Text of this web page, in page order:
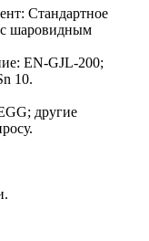
Стандартное
шаровидным
EN-GJL-200;
10.
другие